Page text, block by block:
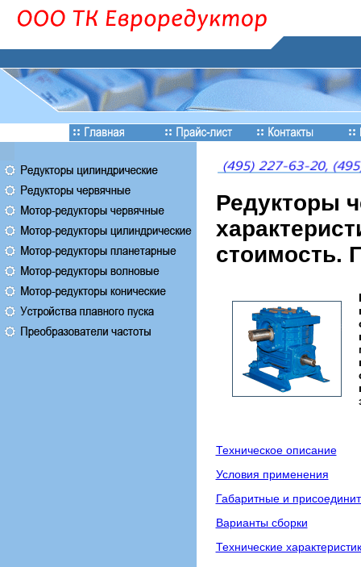
Редукторы
стоимость.
Техническое описание
Условия применения
Габаритные и
Варианты сборки
Технические